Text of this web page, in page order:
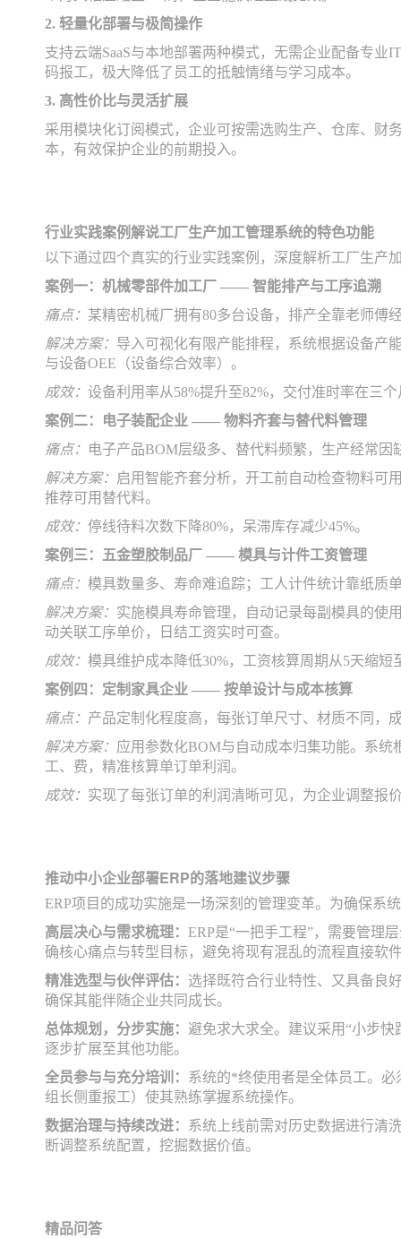
2. 轻量化部署与极简操作
支持云端SaaS与本地部署两种模式，无需企业配备专
码报工，极大降低了员工的抵触情绪与学习成本。
3. 高性价比与灵活扩展
采用模块化订阅模式，企业可按需选购生产、仓库、财
本，有效保护企业的前期投入。
行业实践案例解说工厂生产加工管理系统的特色功能
以下通过四个真实的行业实践案例，深度解析工厂生产
案例一：机械零部件加工厂 —— 智能排产与工序追溯
痛点： 某精密机械厂拥有80多台设备，排产全靠老师傅
解决方案： 导入可视化有限产能排程，系统根据设备产
与设备OEE（设备综合效率）。
成效： 设备利用率从58%提升至82%，交付准时率在三
案例二：电子装配企业 —— 物料齐套与替代料管理
痛点： 电子产品BOM层级多、替代料频繁，生产经常因
解决方案： 启用智能齐套分析，开工前自动检查物料可
推荐可用替代料。
成效： 停线待料次数下降80%，呆滞库存减少45%。
案例三：五金塑胶制品厂 —— 模具与计件工资管理
痛点： 模具数量多、寿命难追踪；工人计件统计靠纸质
解决方案： 实施模具寿命管理，自动记录每副模具的使
动关联工序单价，日结工资实时可查。
成效： 模具维护成本降低30%，工资核算周期从5天缩短
案例四：定制家具企业 —— 按单设计与成本核算
痛点： 产品定制化程度高，每张订单尺寸、材质不同，
解决方案： 应用参数化BOM与自动成本归集功能。系
工、费，精准核算单订单利润。
成效： 实现了每张订单的利润清晰可见，为企业调整报
推动中小企业部署ERP的落地建议步骤
ERP项目的成功实施是一场深刻的管理变革。为确保系
高层决心与需求梳理： ERP是“一把手工程”，需要管理
确核心痛点与转型目标，避免将现有混乱的流程直接软
精准选型与伙伴评估： 选择既符合行业特性、又具备良
确保其能伴随企业共同成长。
总体规划，分步实施： 避免求大求全。建议采用“小步
逐步扩展至其他功能。
全员参与与充分培训：
系统的*终使用者是全体员工。
组长侧重报工）使其熟练掌握系统操作。
数据治理与持续改进：
系统上线前需对历史数据进行清
断调整系统配置，挖掘数据价值。
精品问答